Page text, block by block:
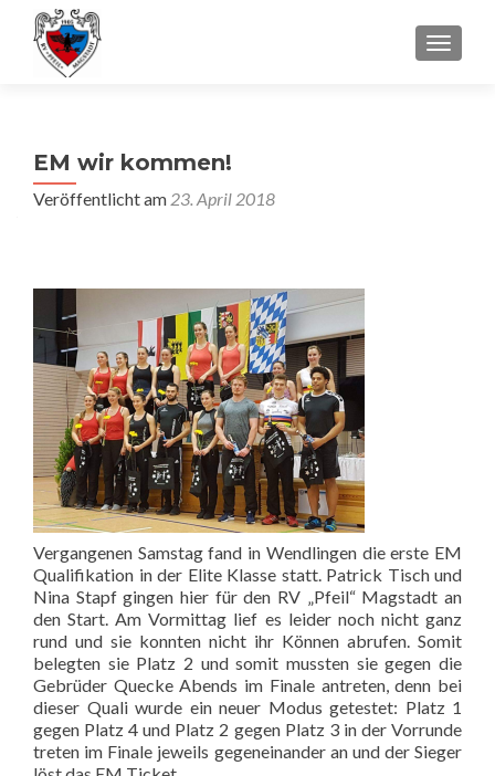
EM wir kommen!
Veröffentlicht am 23. April 2018
Vergangenen Samstag fand in Wendlingen die erste EM
Qualifikation in der Elite Klasse statt. Patrick Tisch und
Nina Stapf gingen hier für den RV „Pfeil“ Magstadt an
den Start. Am Vormittag lief es leider noch nicht ganz
rund und sie konnten nicht ihr Können abrufen. Somit
belegten sie Platz 2 und somit mussten sie gegen die
Gebrüder Quecke Abends im Finale antreten, denn bei
dieser Quali wurde ein neuer Modus getestet: Platz 1
gegen Platz 4 und Platz 2 gegen Platz 3 in der Vorrunde
treten im Finale jeweils gegeneinander an und der Sieger